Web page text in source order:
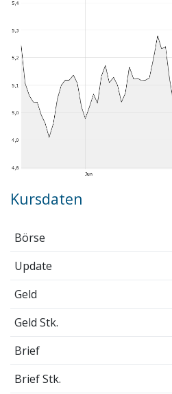
Kursdaten
Börse
Update
Geld
Geld Stk.
Brief
Brief Stk.